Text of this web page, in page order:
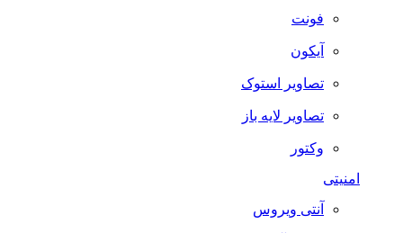
فونت
آیکون
تصاویر استوک
تصاویر لایه باز
وکتور
امنیتی
آنتی ویروس